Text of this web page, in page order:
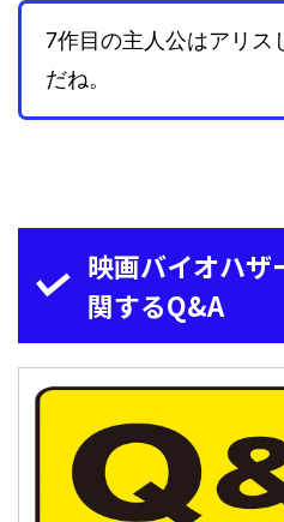
7作目の主人公はアリス
だね。
映画バイオハザ
関するQ&A